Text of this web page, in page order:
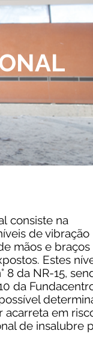
consiste na
de vibração
mãos e braços
Estes
8 da NR-15,
da
em
de insalubre